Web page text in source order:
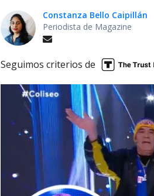
Constanza Bello Caipillán
Periodista de Magazine
Seguimos criterios de